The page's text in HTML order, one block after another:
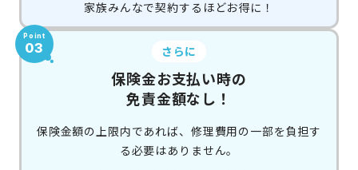
家族みんなで契約するほどお得に！
Point
03 さらに
保険金お支払い時の
免責金額なし！
保険金額の上限内であれば、修理費用の一部を負担す
る必要はありません。